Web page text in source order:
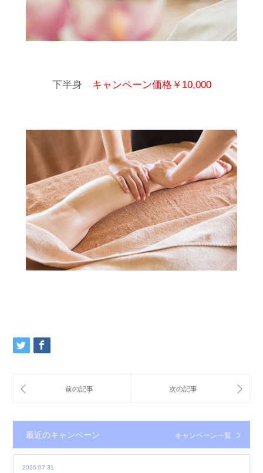
下半身 キャンペーン価格￥10,000
最近のキャンペーン キャンペーン一覧
2026.07.31